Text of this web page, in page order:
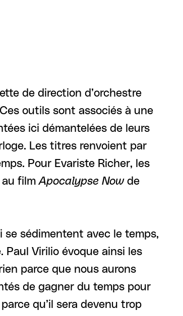
de direction d’orchestre
outils sont associés à une
ici démantelées de leurs
Les titres renvoient par
Pour Evariste Richer, les
au filmApocalypse Nowde
se sédimentent avec le temps,
Paul Virilio évoque ainsi les
parce que nous aurons
de gagner du temps pour
qu’il sera devenu trop